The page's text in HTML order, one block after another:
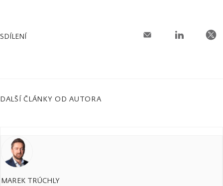
SDÍLENÍ
DALŠÍ ČLÁNKY OD AUTORA
MAREK TRÚCHLY